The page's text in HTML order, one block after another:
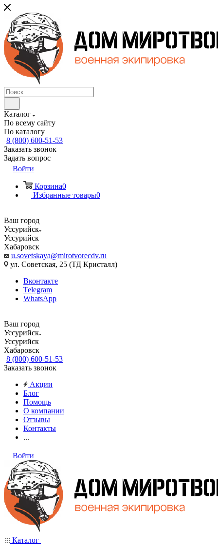
Каталог
По всему сайту
По каталогу
8 (800) 600-51-53
Заказать звонок
Задать вопрос
Войти
Корзина0
Избранные товары0
Ваш город
Уссурийск
Уссурийск
Хабаровск
u.sovetskaya@mirotvorecdv.ru
ул. Советская, 25 (ТД Кристалл)
Вконтакте
Telegram
WhatsApp
Ваш город
Уссурийск
Уссурийск
Хабаровск
8 (800) 600-51-53
Заказать звонок
Акции
Блог
Помощь
О компании
Отзывы
Контакты
...
Войти
Каталог